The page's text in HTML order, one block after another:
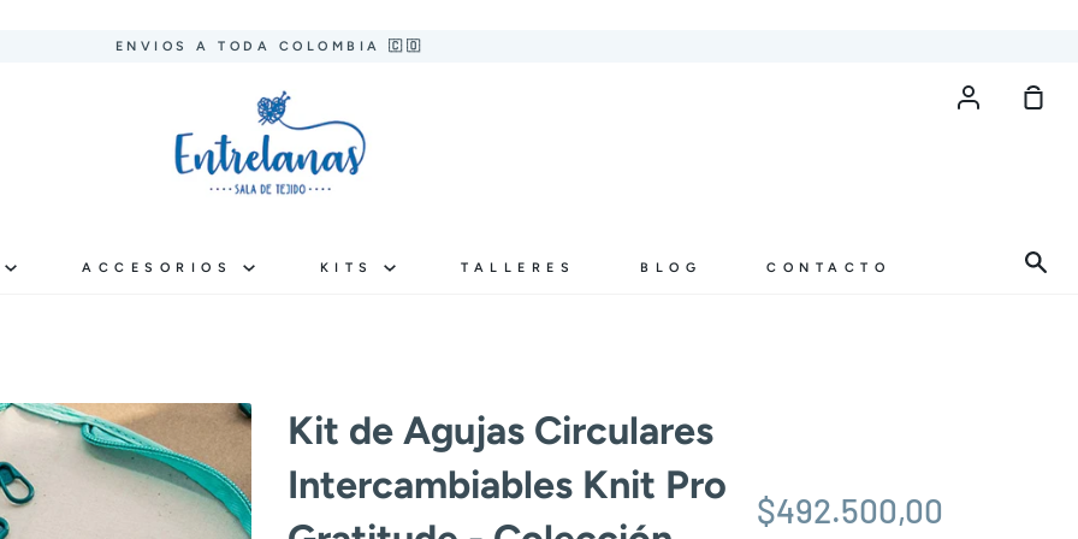
ENVIOS A TODA COLOMBIA 🇨🇴
Cuenta
ACCESORIOS KITS TALLERES BLOG CONTACTO
Kit de Agujas Circulares
Intercambiables Knit Pro
$492.500,00